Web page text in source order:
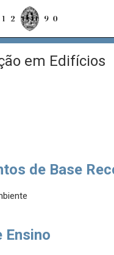
em Edifícios
de Base
Ensino